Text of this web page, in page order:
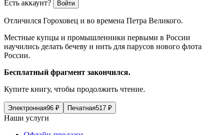
Есть аккаунт? Войти
Отличился Гороховец и во времена Петра Великого.
Местные купцы и промышленники первыми в России
научились делать бечеву и нить для парусов нового флота
России.
Бесплатный фрагмент закончился.
Купите книгу, чтобы продолжить чтение.
Электронная96 ₽ Печатная517 ₽
Наши услуги